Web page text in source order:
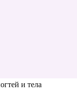
и тела